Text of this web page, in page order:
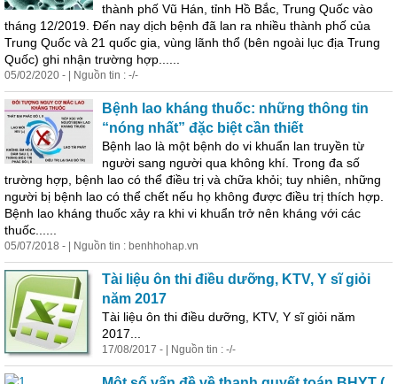
thành phố Vũ Hán, tỉnh Hồ Bắc, Trung Quốc vào
tháng 12/2019. Đến nay dịch bệnh đã lan ra nhiều thành phố của
Trung Quốc và 21 quốc gia, vùng lãnh thổ (bên ngoài lục địa Trung
Quốc) ghi nhận trường hợp......
05/02/2020 - | Nguồn tin : -/-
Bệnh lao kháng thuốc: những thông tin
“nóng nhất” đặc biệt cần thiết
Bệnh lao là một bệnh do vi khuẩn lan truyền từ
người sang người qua không khí. Trong đa số
trường hợp, bệnh lao có thể điều trị và chữa khỏi; tuy nhiên, những
người bị bệnh lao có thể chết nếu họ không được điều trị thích hợp.
Bệnh lao kháng thuốc xảy ra khi vi khuẩn trở nên kháng với các
thuốc......
05/07/2018 - | Nguồn tin : benhhohap.vn
Tài liệu ôn thi điều dưỡng, KTV, Y sĩ giỏi
năm 2017
Tài liệu ôn thi điều dưỡng, KTV, Y sĩ giỏi năm
2017...
17/08/2017 - | Nguồn tin : -/-